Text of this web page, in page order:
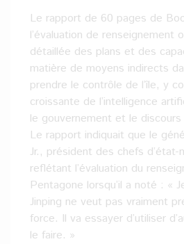
Le rapport de 60 pages de
l’évaluation de renseignement
détaillée des plans et des
matière de moyens indirects
prendre le contrôle de l’île, y
croissante de l’intelligence
le gouvernement et le discours
Le rapport indiquait que le
Jr., président des chefs d’état-
reflétant l’évaluation du
Pentagone lorsqu’il a noté : «
Jinping ne veut pas vraiment
force. Il va essayer d’utiliser
le faire. »